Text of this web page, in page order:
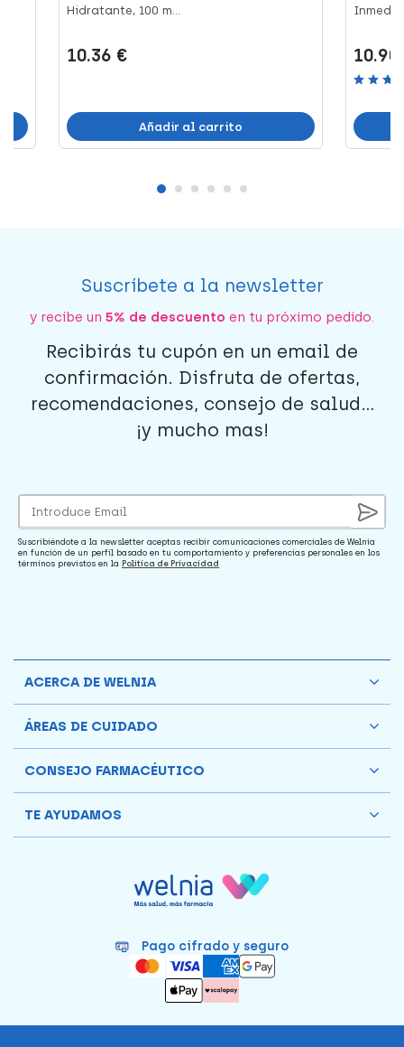
Hidratante, 100 m...
10.36 €
Añadir al carrito
Suscríbete a la newsletter
y recibe un 5% de descuento en tu próximo pedido.
Recibirás tu cupón en un email de
confirmación. Disfruta de ofertas,
recomendaciones, consejo de salud...
¡y mucho mas!
Suscribiéndote a la newsletter aceptas recibir comunicaciones comerciales de Welnia
en función de un perfil basado en tu comportamiento y preferencias personales en los
términos previstos en la Política de Privacidad
Pago cifrado y seguro
ACERCA DE WELNIA
ÁREAS DE CUIDADO
CONSEJO FARMACÉUTICO
TE AYUDAMOS